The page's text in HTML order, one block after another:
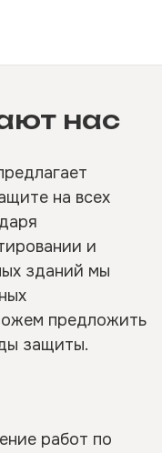
нас
на всех
и
зданий мы
предложить
защиты.
работ по